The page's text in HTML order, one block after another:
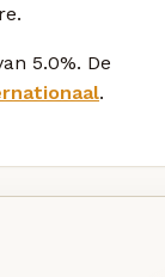
5.0%. De
.